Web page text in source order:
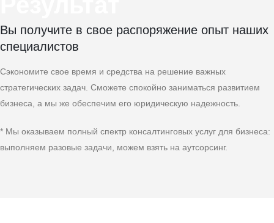
Вы получите в свое распоряжение опыт наших
специалистов
Сэкономите свое время и средства на решение важных
стратегических задач. Сможете спокойно заниматься развитием
бизнеса, а мы же обеспечим его юридическую надежность.
* Мы оказываем полный спектр консалтинговых услуг для бизнеса:
выполняем разовые задачи, можем взять на аутсорсинг.